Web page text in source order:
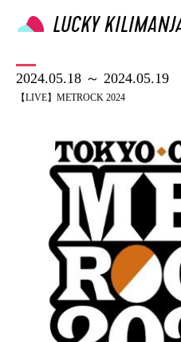
2024.05.18 ～ 2024.05.19
【LIVE】METROCK 2024